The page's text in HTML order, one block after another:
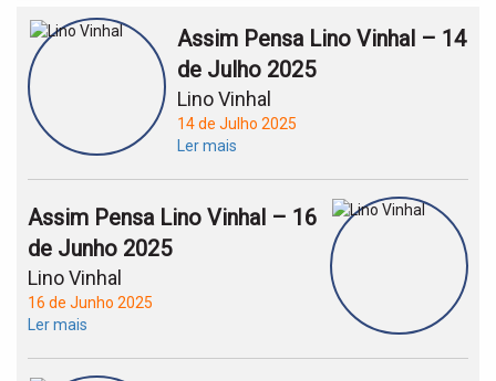
Assim Pensa Lino Vinhal – 14
de Julho 2025
Lino Vinhal
14 de Julho 2025
Ler mais
Assim Pensa Lino Vinhal – 16
de Junho 2025
Lino Vinhal
16 de Junho 2025
Ler mais